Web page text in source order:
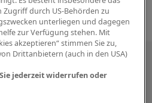
auch in den sozialen
Medien
Zugriff durch US-Behörden zu
unterliegen und dagegen
zur Verfügung stehen. Mit
akzeptieren“ stimmen Sie zu,
Drittanbietern (auch in den USA)
jederzeit widerrufen oder